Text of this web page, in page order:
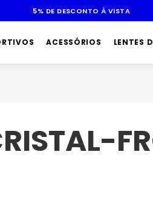
ACESSÓRIOS LENTES